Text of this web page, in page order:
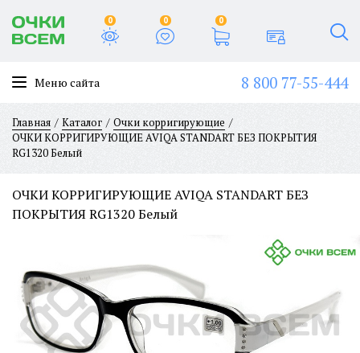
0 0 0
Меню сайта 8 800 77-55-444
Главная Каталог
Очки корригирующие
ОЧКИ КОРРИГИРУЮЩИЕ AVIQA STANDART БЕЗ ПОКРЫТИЯ
RG1320 Белый
ОЧКИ КОРРИГИРУЮЩИЕ AVIQA STANDART БЕЗ
ПОКРЫТИЯ RG1320 Белый